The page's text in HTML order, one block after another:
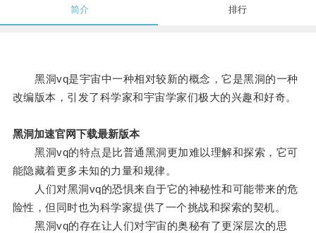
简介 排行
黑洞vq是宇宙中一种相对较新的概念，它是黑洞的一种
改编版本，引发了科学家和宇宙学家们极大的兴趣和好奇。
黑洞加速官网下载最新版本
黑洞vq的特点是比普通黑洞更加难以理解和探索，它可
能隐藏着更多未知的力量和规律。
人们对黑洞vq的恐惧来自于它的神秘性和可能带来的危
险性，但同时也为科学家提供了一个挑战和探索的契机。
黑洞vq的存在让人们对宇宙的奥秘有了更深层次的思